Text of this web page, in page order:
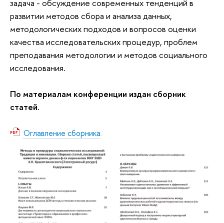
задача - обсуждение современных тенденций в
развитии методов сбора и анализа данных,
методологических подходов и вопросов оценки
качества исследовательских процедур, проблем
преподавания методологии и методов социального
исследования.
По материалам конференции издан сборник
статей.
Оглавление сборника.